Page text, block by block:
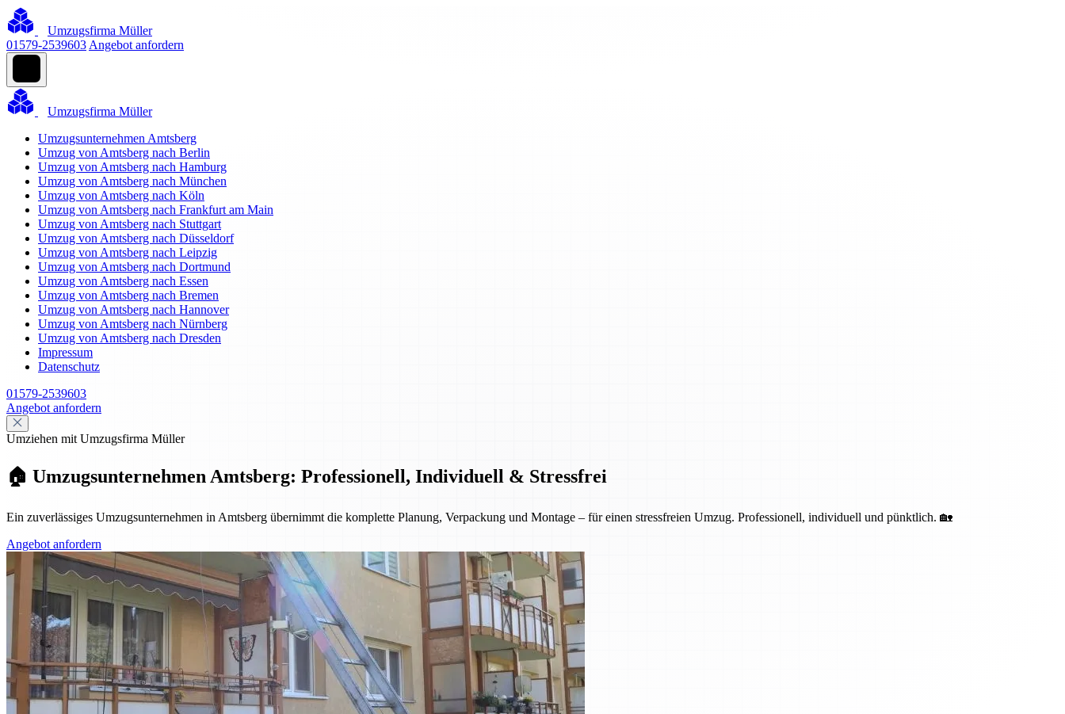
Umzugsfirma Müller
01579-2539603 Angebot anfordern
Umzugsfirma Müller
Umzugsunternehmen Amtsberg
Umzug von Amtsberg nach Berlin
Umzug von Amtsberg nach Hamburg
Umzug von Amtsberg nach München
Umzug von Amtsberg nach Köln
Umzug von Amtsberg nach Frankfurt am Main
Umzug von Amtsberg nach Stuttgart
Umzug von Amtsberg nach Düsseldorf
Umzug von Amtsberg nach Leipzig
Umzug von Amtsberg nach Dortmund
Umzug von Amtsberg nach Essen
Umzug von Amtsberg nach Bremen
Umzug von Amtsberg nach Hannover
Umzug von Amtsberg nach Nürnberg
Umzug von Amtsberg nach Dresden
Impressum
Datenschutz
01579-2539603
Angebot anfordern
Umziehen mit Umzugsfirma Müller
🏠 Umzugsunternehmen Amtsberg: Professionell, Individuell & Stressfrei
Ein zuverlässiges Umzugsunternehmen in Amtsberg übernimmt die komplette Planung, Verpackung und Montage – für einen stressfreien Umzug. Professionell, individuell und pünktlich. 🏡
Angebot anfordern